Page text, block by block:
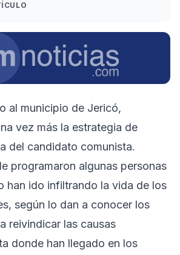
al municipio de Jericó,
vez más la estrategia de
del candidato comunista.
programaron algunas personas
han ido infiltrando la vida de los
según lo dan a conocer los
reivindicar las causas
donde han llegado en los